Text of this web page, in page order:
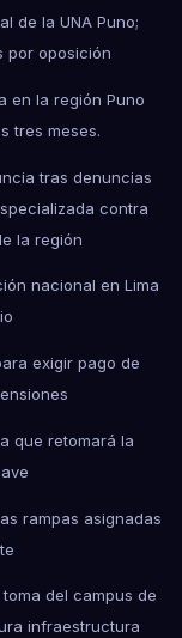
de la UNA Puno;
por oposición
en la región Puno
tres meses.
tras denuncias
contra
la región
nacional en Lima
exigir pago de
que retomará la
rampas asignadas
del campus de
infraestructura